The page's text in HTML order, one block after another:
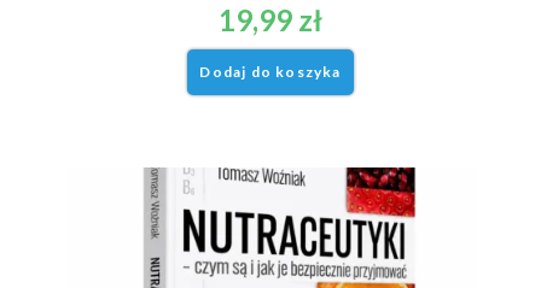
19,99 zł
Dodaj do koszyka